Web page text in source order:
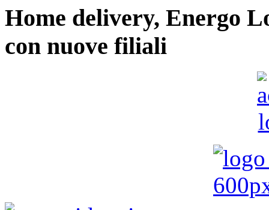
Home delivery, Energo
con nuove filiali